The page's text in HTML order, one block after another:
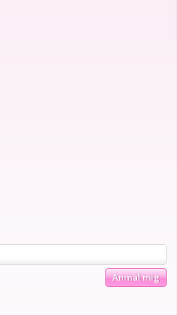
Anmäl mig